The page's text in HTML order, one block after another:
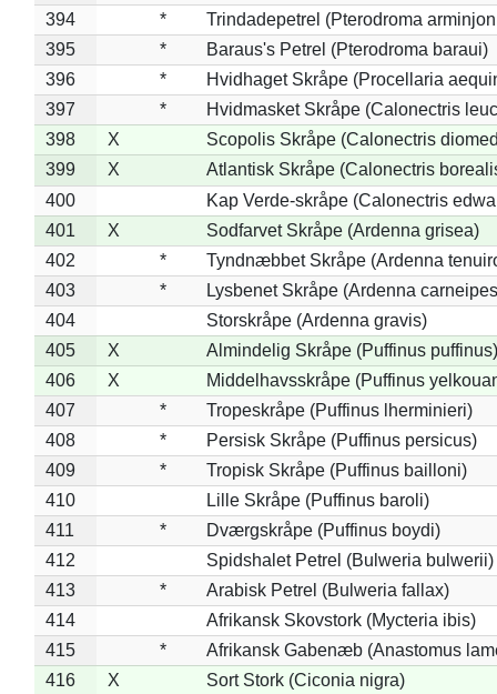
394
*
Trindadepetrel (Pterodroma
395
*
Baraus's Petrel (Pterodroma baraui)
396
*
Hvidhaget Skråpe (Procellaria
397
*
Hvidmasket Skråpe (Calonectris
398
X
Scopolis Skråpe (Calonectris
399
X
Atlantisk Skråpe (Calonectris
400
Kap Verde-skråpe (Calonectris
401
X
Sodfarvet Skråpe (Ardenna grisea)
402
*
Tyndnæbbet Skråpe (Ardenna
403
*
Lysbenet Skråpe (Ardenna
404
Storskråpe (Ardenna gravis)
405
X
Almindelig Skråpe (Puffinus puffinus)
406
X
Middelhavsskråpe (Puffinus
407
*
Tropeskråpe (Puffinus lherminieri)
408
*
Persisk Skråpe (Puffinus persicus)
409
*
Tropisk Skråpe (Puffinus bailloni)
410
Lille Skråpe (Puffinus baroli)
411
*
Dværgskråpe (Puffinus boydi)
412
Spidshalet Petrel (Bulweria bulwerii)
413
*
Arabisk Petrel (Bulweria fallax)
414
Afrikansk Skovstork (Mycteria ibis)
415
*
Afrikansk Gabenæb (Anastomus
416
X
Sort Stork (Ciconia nigra)